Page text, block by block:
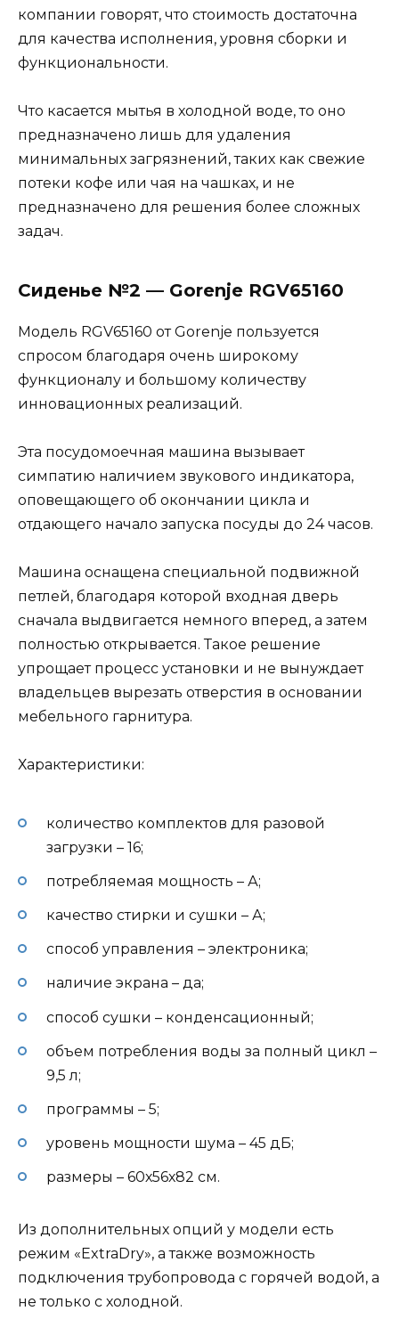
компании говорят, что стоимость достаточна
для качества исполнения, уровня сборки и
функциональности.
Что касается мытья в холодной воде, то оно
предназначено лишь для удаления
минимальных загрязнений, таких как свежие
потеки кофе или чая на чашках, и не
предназначено для решения более сложных
задач.
Сиденье №2 — Gorenje RGV65160
Модель RGV65160 от Gorenje пользуется
спросом благодаря очень широкому
функционалу и большому количеству
инновационных реализаций.
Эта посудомоечная машина вызывает
симпатию наличием звукового индикатора,
оповещающего об окончании цикла и
отдающего начало запуска посуды до 24 часов.
Машина оснащена специальной подвижной
петлей, благодаря которой входная дверь
сначала выдвигается немного вперед, а затем
полностью открывается. Такое решение
упрощает процесс установки и не вынуждает
владельцев вырезать отверстия в основании
мебельного гарнитура.
Характеристики:
количество комплектов для разовой
загрузки – 16;
потребляемая мощность – А;
качество стирки и сушки – А;
способ управления – электроника;
наличие экрана – да;
способ сушки – конденсационный;
объем потребления воды за полный цикл –
9,5 л;
программы – 5;
уровень мощности шума – 45 дБ;
размеры – 60х56х82 см.
Из дополнительных опций у модели есть
режим «ExtraDry», а также возможность
подключения трубопровода с горячей водой, а
не только с холодной.